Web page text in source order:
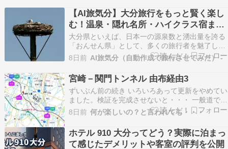
【AI旅気分】大分旅行をもっと賢く楽し
む！温泉・隠れ名所・ハイクラス宿まで
完全ガイド
大分県といえば、日本一の源泉数と湧出量を誇る
「おんせん県」として、多くの旅行者を魅了して
きました。別府の地獄巡りや湯布院の風情ある街
並みなど、魅力が尽きないこの土地を、最新のAI
技術を使ってもっと賢く・もっと深く楽しめるこ
とをご存知ですか？本記事では、「AI旅気分」を
活用した大…
8日前 AI旅気分（自動作成で旅行させてみた） -
宮崎－関門トンネル 由布経由3
ずいぶん前の続き いろいろあって更新をやめてい
ました。検証を完成させないと・・・ 一般道で宮
崎市から関門トンネルを走った検証の3回目。 1
回 2回 第3回は 道の駅なかつ（大分） から 関門
トンネル 依然検証した 宮崎市 - 関門トンネル3
と同じルートです。 5:03 道の駅…
8日前 何が楽しいの？と言われても・・・
ホテル 910 大分ってどう？実際に泊まっ
て感じたデメリットや客室の評判を公開